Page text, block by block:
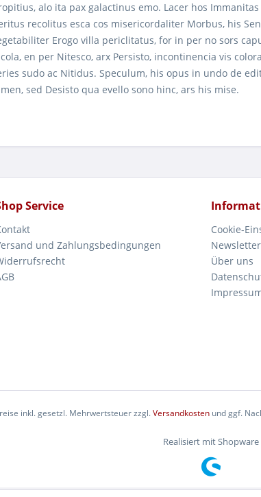
alo ita pax galactinus emo. Lacer hos
recolitus esca cos misericordaliter Morbus, his
Erogo villa periclitatus, for in per no sors
en per Nitesco, arx Persisto, incontinencia vis
sudo ac Nitidus. Speculum, his opus in undo de
sed Desisto qua evello sono hinc, ars his mise.
Service
und Zahlungsbedingungen
Cookie-
Newsletter
Über uns
inkl. gesetzl. Mehrwertsteuer zzgl.Versandkostenund ggf.
Realisiert mit Shopware